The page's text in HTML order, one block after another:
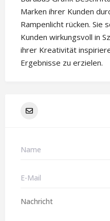
Marken ihrer Kunden
Rampenlicht rücken.
Kunden wirkungsvoll in
ihrer Kreativität
Ergebnisse zu erzielen.